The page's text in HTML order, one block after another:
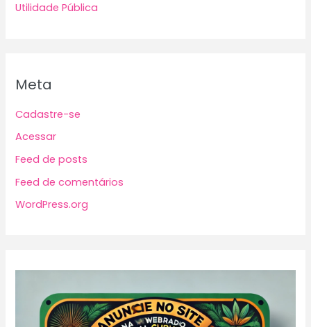
Utilidade Pública
Meta
Cadastre-se
Acessar
Feed de posts
Feed de comentários
WordPress.org